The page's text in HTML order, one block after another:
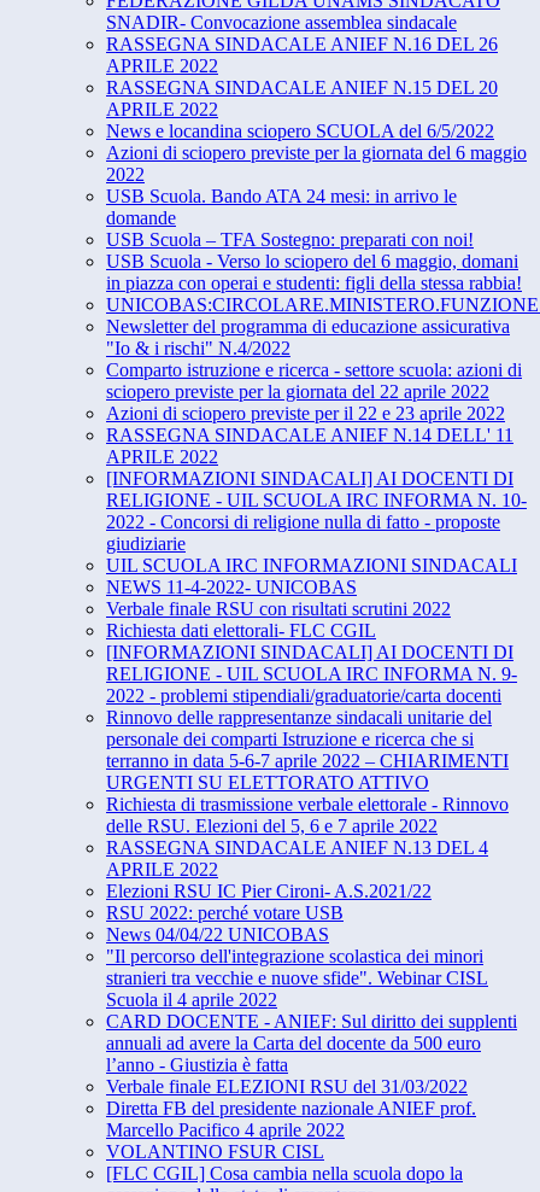
SNADIR- Convocazione assemblea sindacale
RASSEGNA SINDACALE ANIEF N.16 DEL 26
APRILE 2022
RASSEGNA SINDACALE ANIEF N.15 DEL 20
APRILE 2022
News e locandina sciopero SCUOLA del 6/5/2022
Azioni di sciopero previste per la giornata del 6 maggio
2022
USB Scuola. Bando ATA 24 mesi: in arrivo le
domande
USB Scuola – TFA Sostegno: preparati con noi!
USB Scuola - Verso lo sciopero del 6 maggio, domani
in piazza con operai e studenti: figli della stessa rabbia!
Newsletter del programma di educazione assicurativa
"Io & i rischi" N.4/2022
Comparto istruzione e ricerca - settore scuola: azioni di
sciopero previste per la giornata del 22 aprile 2022
Azioni di sciopero previste per il 22 e 23 aprile 2022
RASSEGNA SINDACALE ANIEF N.14 DELL' 11
APRILE 2022
[INFORMAZIONI SINDACALI] AI DOCENTI DI
RELIGIONE - UIL SCUOLA IRC INFORMA N. 10-
2022 - Concorsi di religione nulla di fatto - proposte
giudiziarie
UIL SCUOLA IRC INFORMAZIONI SINDACALI
NEWS 11-4-2022- UNICOBAS
Verbale finale RSU con risultati scrutini 2022
Richiesta dati elettorali- FLC CGIL
[INFORMAZIONI SINDACALI] AI DOCENTI DI
RELIGIONE - UIL SCUOLA IRC INFORMA N. 9-
2022 - problemi stipendiali/graduatorie/carta docenti
Rinnovo delle rappresentanze sindacali unitarie del
personale dei comparti Istruzione e ricerca che si
terranno in data 5-6-7 aprile 2022 – CHIARIMENTI
URGENTI SU ELETTORATO ATTIVO
Richiesta di trasmissione verbale elettorale - Rinnovo
delle RSU. Elezioni del 5, 6 e 7 aprile 2022
RASSEGNA SINDACALE ANIEF N.13 DEL 4
APRILE 2022
Elezioni RSU IC Pier Cironi- A.S.2021/22
RSU 2022: perché votare USB
News 04/04/22 UNICOBAS
"Il percorso dell'integrazione scolastica dei minori
stranieri tra vecchie e nuove sfide". Webinar CISL
Scuola il 4 aprile 2022
CARD DOCENTE - ANIEF: Sul diritto dei supplenti
annuali ad avere la Carta del docente da 500 euro
l’anno - Giustizia è fatta
Verbale finale ELEZIONI RSU del 31/03/2022
Diretta FB del presidente nazionale ANIEF prof.
Marcello Pacifico 4 aprile 2022
VOLANTINO FSUR CISL
[FLC CGIL] Cosa cambia nella scuola dopo la